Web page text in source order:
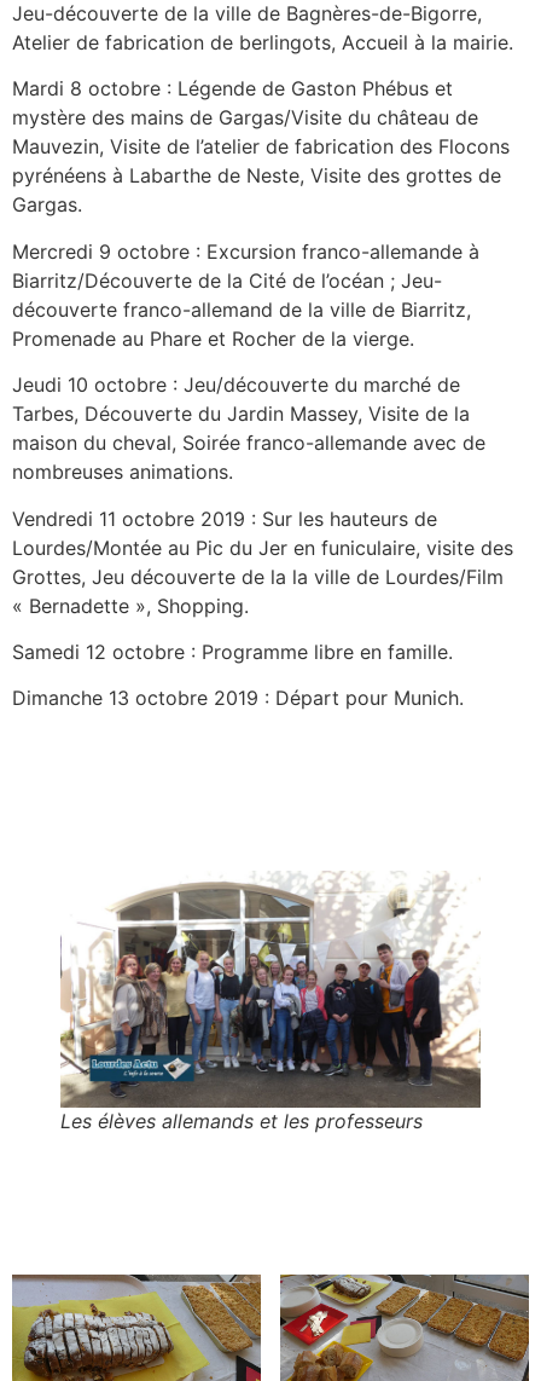
Jeu-découverte de la ville de Bagnères-de-Bigorre,
Atelier de fabrication de berlingots, Accueil à la mairie.
Mardi 8 octobre : Légende de Gaston Phébus et
mystère des mains de Gargas/Visite du château de
Mauvezin, Visite de l’atelier de fabrication des Flocons
pyrénéens à Labarthe de Neste, Visite des grottes de
Gargas.
Mercredi 9 octobre : Excursion franco-allemande à
Biarritz/Découverte de la Cité de l’océan ; Jeu-
découverte franco-allemand de la ville de Biarritz,
Promenade au Phare et Rocher de la vierge.
Jeudi 10 octobre : Jeu/découverte du marché de
Tarbes, Découverte du Jardin Massey, Visite de la
maison du cheval, Soirée franco-allemande avec de
nombreuses animations.
Vendredi 11 octobre 2019 : Sur les hauteurs de
Lourdes/Montée au Pic du Jer en funiculaire, visite des
Grottes, Jeu découverte de la la ville de Lourdes/Film
« Bernadette », Shopping.
Samedi 12 octobre : Programme libre en famille.
Dimanche 13 octobre 2019 : Départ pour Munich.
Les élèves allemands et les professeurs